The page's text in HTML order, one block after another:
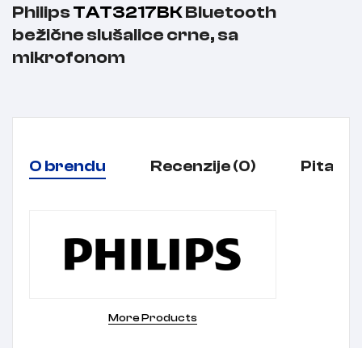
PhilipsTAT3217BKBluetooth
bežične slušalice crne, sa
mikrofonom
O brendu Recenzije (0) Pitanja
More Products